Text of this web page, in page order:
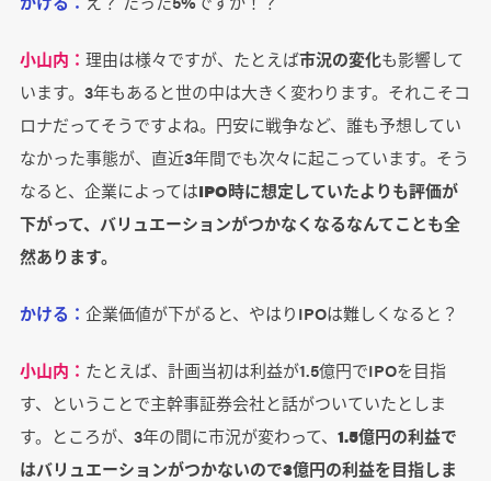
小山内： 理由は様々ですが、たとえば市況の変化も影響して
います。3年もあると世の中は大きく変わります。それこそコ
ロナだってそうですよね。円安に戦争など、誰も予想してい
なかった事態が、直近3年間でも次々に起こっています。そう
なると、企業によってはIPO時に想定していたよりも評価が
下がって、バリュエーションがつかなくなるなんてことも全
然あります。
かける： 企業価値が下がると、やはりIPOは難しくなると？
小山内： たとえば、計画当初は利益が1.5億円でIPOを目指
す、ということで主幹事証券会社と話がついていたとしま
す。ところが、3年の間に市況が変わって、 1.5億円の利益で
はバリュエーションがつかないので3億円の利益を目指しま